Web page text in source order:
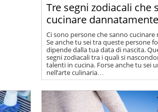
Tre segni zodiacali che
cucinare
Ci sono persone che sanno
Se anche tu sei tra queste persone
dipende dalla tua data di nascita.
segni zodiacali tra i quali si
talenti in cucina. Forse anche tu sei
nell’arte culinaria…